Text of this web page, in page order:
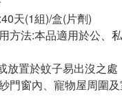
天(1組)/盒(片劑)
方法:本品適用於公、
放置於蚊子易出沒之處
門窗內、寵物屋周圍及